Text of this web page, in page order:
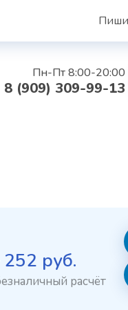
Пн-Пт 8:00-20:00
8 (909) 309-99-13
цена
252 руб.
цена: